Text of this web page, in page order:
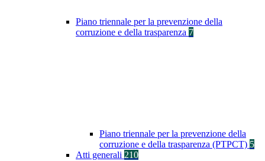
Piano triennale per la prevenzione della
corruzione e della trasparenza 7
Piano triennale per la prevenzione della
corruzione e della trasparenza (PTPCT) 5
Atti generali 210